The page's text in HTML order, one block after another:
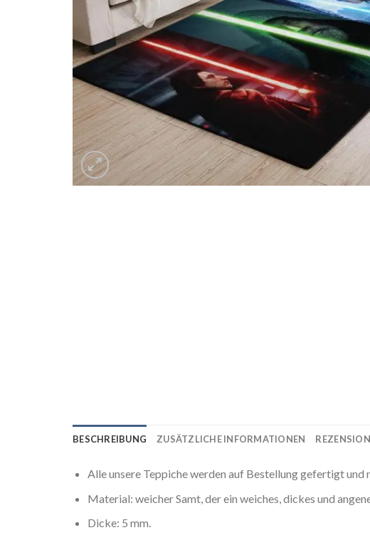
BESCHREIBUNG ZUSÄTZLICHE INFORMATIONEN
Alle unsere Teppiche werden auf Bestellung gefertigt
Material: weicher Samt, der ein weiches, dickes und
Dicke: 5 mm.